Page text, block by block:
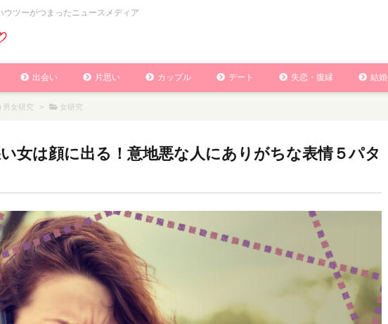
ウツーがつまったニュースメディア
出会い 片思い カップル デート 失恋・復縁 結婚
男女研究 > 女研究
女は顔に出る！意地悪な人にありがちな表情５パタ